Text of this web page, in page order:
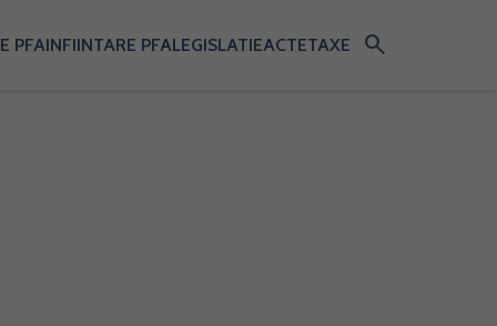
PFAINFIINTARE PFALEGISLATIEACTETAXE search